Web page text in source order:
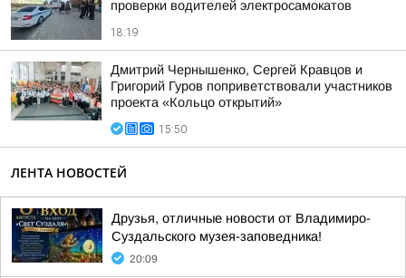
проверки водителей электросамокатов
18:19
Дмитрий Чернышенко, Сергей Кравцов и
Григорий Гуров поприветствовали участников
проекта «Кольцо открытий»
15:50
ЛЕНТА НОВОСТЕЙ
Друзья, отличные новости от Владимиро-
Суздальского музея-заповедника!
20:09